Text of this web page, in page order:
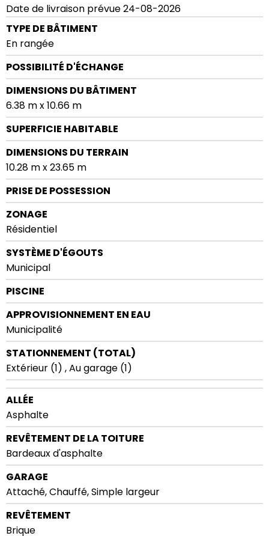
Date de livraison prévue 24-08-2026
TYPE DE BÂTIMENT
En rangée
POSSIBILITÉ D'ÉCHANGE
DIMENSIONS DU BÂTIMENT
6.38 m x 10.66 m
SUPERFICIE HABITABLE
DIMENSIONS DU TERRAIN
10.28 m x 23.65 m
PRISE DE POSSESSION
ZONAGE
Résidentiel
SYSTÈME D'ÉGOUTS
Municipal
PISCINE
APPROVISIONNEMENT EN EAU
Municipalité
STATIONNEMENT (TOTAL)
Extérieur (1) , Au garage (1)
ALLÉE
Asphalte
REVÊTEMENT DE LA TOITURE
Bardeaux d'asphalte
GARAGE
Attaché, Chauffé, Simple largeur
REVÊTEMENT
Brique